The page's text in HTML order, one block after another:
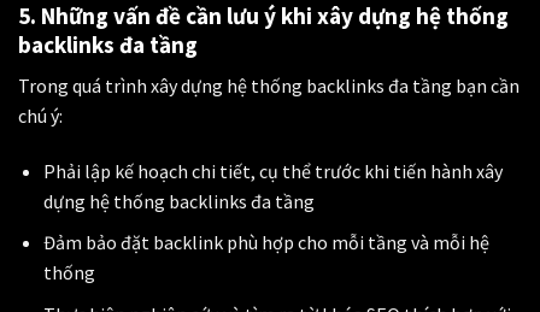
5. Những vấn đề cần lưu ý khi xây dựng hệ thống
backlinks đa tầng
Trong quá trình xây dựng hệ thống backlinks đa tầng bạn cần
chú ý:
Phải lập kế hoạch chi tiết, cụ thể trước khi tiến hành xây
dựng hệ thống backlinks đa tầng
Đảm bảo đặt backlink phù hợp cho mỗi tầng và mỗi hệ
thống